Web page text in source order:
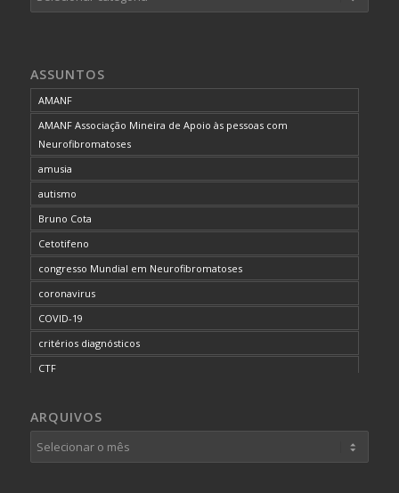
ASSUNTOS
AMANF
AMANF Associação Mineira de Apoio às pessoas com
Neurofibromatoses
amusia
autismo
Bruno Cota
Cetotifeno
congresso Mundial em Neurofibromatoses
coronavirus
COVID-19
critérios diagnósticos
CTF
desordem do processamento auditivo
diagnóstico
dificuldades cognitivas
ARQUIVOS